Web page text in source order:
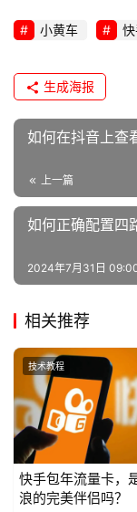
小黄车
生成海报
如何在抖音上查
上一篇
如何正确配置四
2024年7月31日
相关推荐
技术教程
快手包年流量卡，
浪的完美伴侣吗？